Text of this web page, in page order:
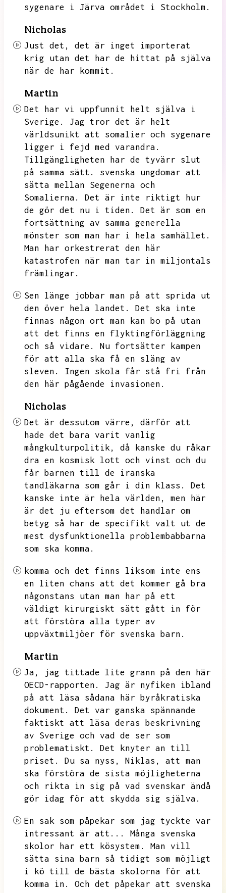
sygenare i Järva området i Stockholm.
Nicholas
Just det,
det är inget importerat
krig utan det har de hittat på själva
när de har kommit.
Martin
Det har vi uppfunnit helt själva i
Sverige.
Jag tror det är helt
världsunikt att somalier och sygenare
ligger i fejd med varandra.
Tillgängligheten har de tyvärr slut
på samma sätt.
svenska ungdomar att
sätta mellan Segenerna och
Somalierna.
Det är inte riktigt hur
de gör det nu i tiden.
Det är som en
fortsättning av samma generella
mönster som man har i hela samhället.
Man har orkestrerat den här
katastrofen när man tar in miljontals
främlingar.
Sen länge jobbar man på att sprida ut
den över hela landet.
Det ska inte
finnas någon ort man kan bo på utan
att det finns en flyktingförläggning
och så vidare.
Nu fortsätter kampen
för att alla ska få en släng av
sleven.
Ingen skola får stå fri från
den här pågående invasionen.
Nicholas
Det är dessutom värre,
därför att
hade det bara varit vanlig
mångkulturpolitik,
då kanske du råkar
dra en kosmisk lott och vinst och du
får barnen till de iranska
tandläkarna som går i din klass.
Det
kanske inte är hela världen,
men här
är det ju eftersom det handlar om
betyg så har de specifikt valt ut de
mest dysfunktionella problembabbarna
som ska komma.
komma och det finns liksom inte ens
en liten chans att det kommer gå bra
någonstans utan man har på ett
väldigt kirurgiskt sätt gått in för
att förstöra alla typer av
uppväxtmiljöer för svenska barn.
Martin
Ja,
jag tittade lite grann på den här
OECD-rapporten.
Jag är nyfiken ibland
på att läsa sådana här byråkratiska
dokument.
Det var ganska spännande
faktiskt att läsa deras beskrivning
av Sverige och vad de ser som
problematiskt.
Det knyter an till
priset.
Du sa nyss, Niklas,
att man
ska förstöra de sista möjligheterna
och rikta in sig på vad svenskar ändå
gör idag för att skydda sig själva.
En sak som påpekar som jag tyckte var
intressant är att...
Många svenska
skolor har ett kösystem.
Man vill
sätta sina barn så tidigt som möjligt
i kö till de bästa skolorna för att
komma in.
Och det påpekar att svenska